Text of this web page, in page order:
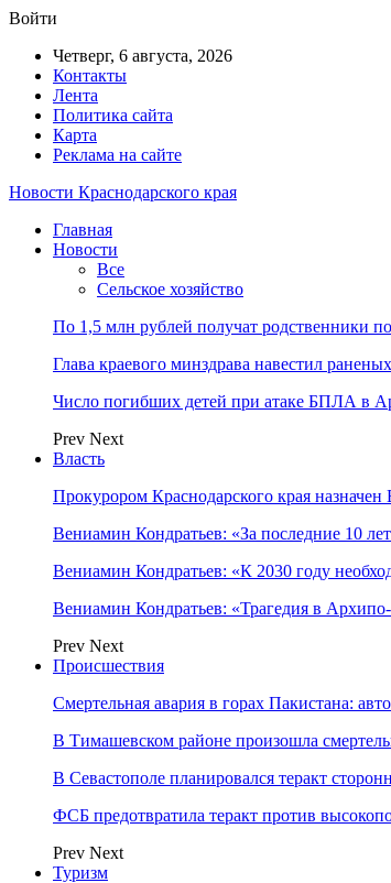
Войти
Четверг, 6 августа, 2026
Контакты
Лента
Политика сайта
Карта
Реклама на сайте
Новости Краснодарского края
Главная
Новости
Все
Сельское хозяйство
По 1,5 млн рублей получат родственники
Глава краевого минздрава навестил
Число погибших детей при атаке БПЛА в
Prev Next
Власть
Прокурором Краснодарского края
Вениамин Кондратьев: «За последние 10
Вениамин Кондратьев: «К 2030 году
Вениамин Кондратьев: «Трагедия в
Prev Next
Происшествия
Смертельная авария в горах Пакистана:
В Тимашевском районе произошла
В Севастополе планировался теракт
ФСБ предотвратила теракт против
Prev Next
Туризм